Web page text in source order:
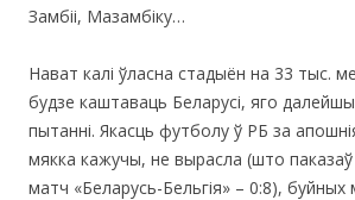
Замбіі, Мазамбіку…
Нават калі ўласна стадыён на 33 тыс.
будзе каштаваць Беларусі, яго
пытанні. Якасць футболу ў РБ за
мякка кажучы, не вырасла (што паказаў
матч «Беларусь-Бельгія» – 0:8),